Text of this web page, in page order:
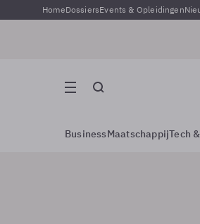
HomeDossiersEvents & Opleidingen
BusinessMaatschappijTech